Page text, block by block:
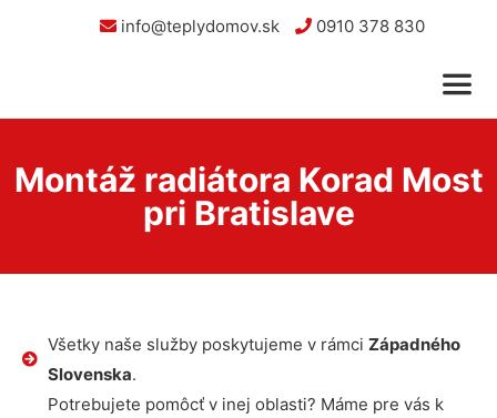
info@teplydomov.sk 0910 378 830
Montáž radiátora Korad Most
pri Bratislave
Všetky naše služby poskytujeme v rámci Západného
Slovenska.
Potrebujete pomôcť v inej oblasti? Máme pre vás k